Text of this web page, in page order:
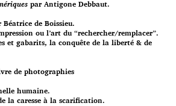
par Antigone Debbaut.
Béatrice de Boissieu.
ou l’art du “rechercher/remplacer”.
et gabarits, la conquête de la liberté & de
de photographies
humaine.
la caresse à la scarification.